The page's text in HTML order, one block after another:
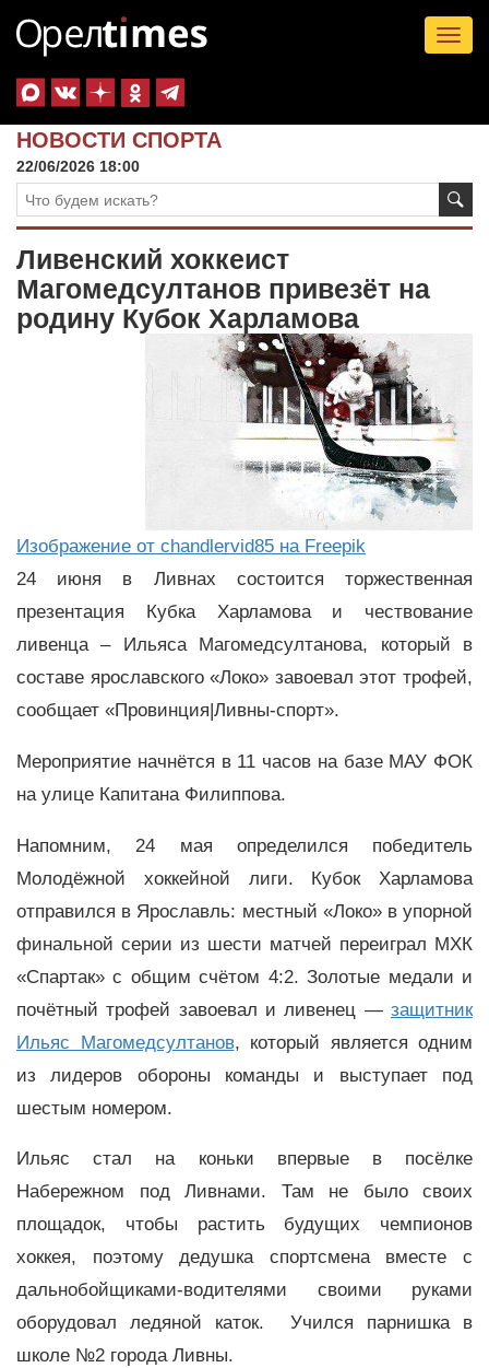
НОВОСТИ СПОРТА
22/06/2026 18:00
Ливенский хоккеист
Магомедсултанов привезёт на
родину Кубок Харламова
Изображение от chandlervid85 на Freepik
24 июня в Ливнах состоится торжественная
презентация Кубка Харламова и чествование
ливенца – Ильяса Магомедсултанова, который в
составе ярославского «Локо» завоевал этот трофей,
сообщает «Провинция|Ливны-спорт».
Мероприятие начнётся в 11 часов на базе МАУ ФОК
на улице Капитана Филиппова.
Напомним, 24 мая определился победитель
Молодёжной хоккейной лиги. Кубок Харламова
отправился в Ярославль: местный «Локо» в упорной
финальной серии из шести матчей переиграл МХК
«Спартак» с общим счётом 4:2. Золотые медали и
почётный трофей завоевал и ливенец — защитник
Ильяс Магомедсултанов, который является одним
из лидеров обороны команды и выступает под
шестым номером.
Ильяс стал на коньки впервые в посёлке
Набережном под Ливнами. Там не было своих
площадок, чтобы растить будущих чемпионов
хоккея, поэтому дедушка спортсмена вместе с
дальнобойщиками-водителями своими руками
оборудовал ледяной каток. Учился парнишка в
школе №2 города Ливны.